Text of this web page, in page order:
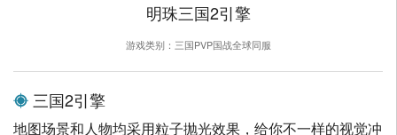
明珠三国2引擎
游戏类别：三国PVP国战全球同服
三国2引擎
地图场景和人物均采用粒子抛光效果，给你不一样的视觉冲